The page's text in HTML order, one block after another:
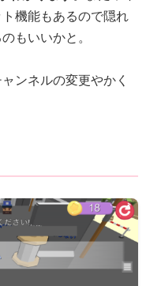
機能もあるので隠れ
もいいかと。
ンネルの変更やかく